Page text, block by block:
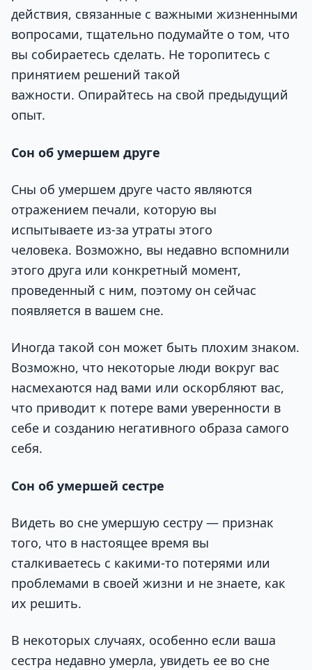
действия, связанные с важными жизненными
вопросами, тщательно подумайте о том, что
вы собираетесь сделать. Не торопитесь с
принятием решений такой
важности. Опирайтесь на свой предыдущий
опыт.
Сон об умершем друге
Сны об умершем друге часто являются
отражением печали, которую вы
испытываете из-за утраты этого
человека. Возможно, вы недавно вспомнили
этого друга или конкретный момент,
проведенный с ним, поэтому он сейчас
появляется в вашем сне.
Иногда такой сон может быть плохим знаком.
Возможно, что некоторые люди вокруг вас
насмехаются над вами или оскорбляют вас,
что приводит к потере вами уверенности в
себе и созданию негативного образа самого
себя.
Сон об умершей сестре
Видеть во сне умершую сестру — признак
того, что в настоящее время вы
сталкиваетесь с какими-то потерями или
проблемами в своей жизни и не знаете, как
их решить.
В некоторых случаях, особенно если ваша
сестра недавно умерла, увидеть ее во сне